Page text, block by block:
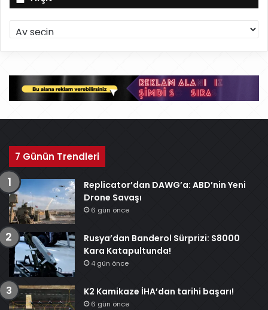
r
ş
v
7 Günün Trendleri
Replicator’dan DAWG’a: ABD’nin Yeni
Drone Savaşı
6 gün önce
Rusya’dan Banderol Sürprizi: S8000
Kara Katapultunda!
4 gün önce
K2 Kamikaze İHA’dan tarihi başarı!
6 gün önce